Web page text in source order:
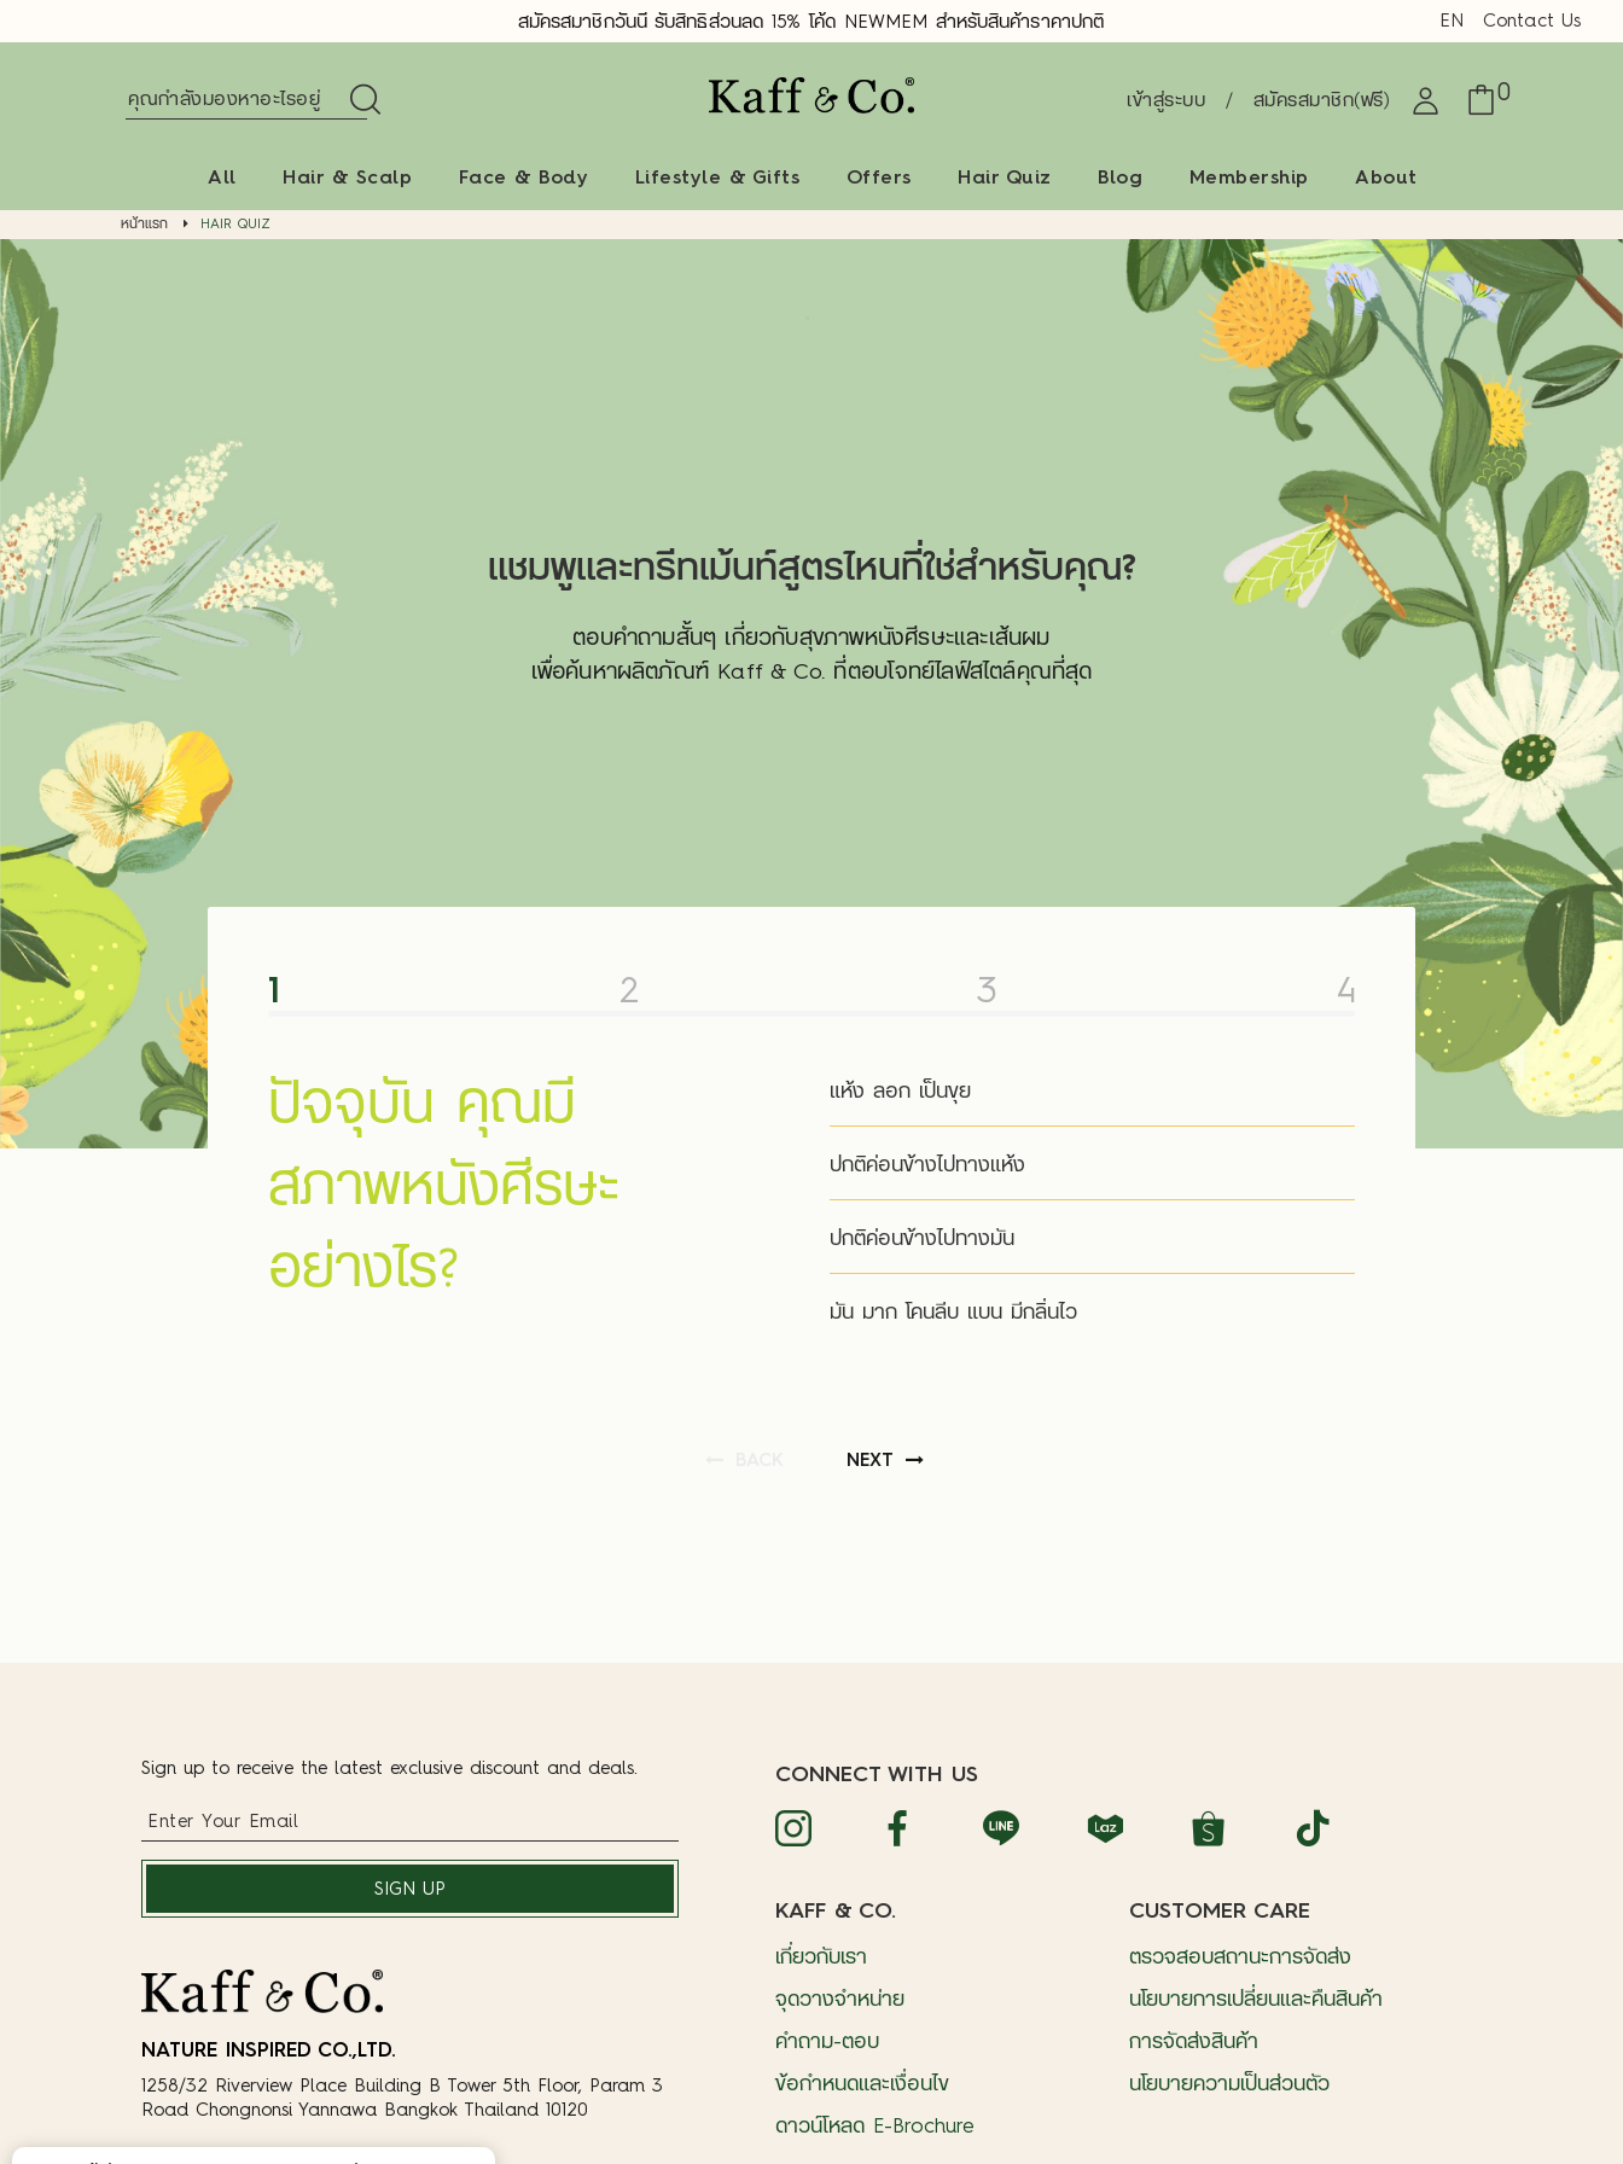
สมัครสมาชิกวันนี้ รับสิทธิ์ส่วนลด 15% โค้ด NEWMEM สำหรับสินค้าราคาปกติ EN Contact Us
เข้าสู่ระบบ / สมัครสมาชิก(ฟรี) 0
All Hair & Scalp Face & Body Lifestyle & Gifts Offers Hair Quiz Blog Membership About
หน้าแรก HAIR QUIZ
แชมพูและทรีทเม้นท์สูตรไหนที่ใช่สำหรับคุณ?
ตอบคำถามสั้นๆ เกี่ยวกับสุขภาพหนังศีรษะและเส้นผม
เพื่อค้นหาผลิตภัณฑ์ Kaff & Co. ที่ตอบโจทย์ไลฟ์สไตล์คุณที่สุด
1 2 3 4
ปัจจุบัน คุณมี
สภาพหนังศีรษะ
อย่างไร?
แห้ง ลอก เป็นขุย
ปกติค่อนข้างไปทางแห้ง
ปกติค่อนข้างไปทางมัน
มัน มาก โคนลีบ แบน มีกลิ่นไว
NEXT
Sign up to receive the latest exclusive discount and deals.
SIGN UP
NATURE INSPIRED CO.,LTD.
1258/32 Riverview Place Building B Tower 5th Floor, Param 3
Road Chongnonsi Yannawa Bangkok Thailand 10120
CONNECT WITH US
KAFF & CO.
เกี่ยวกับเรา
จุดวางจำหน่าย
คำถาม-ตอบ
ข้อกำหนดและเงื่อนไข
ดาวน์โหลด E-Brochure
CUSTOMER CARE
ตรวจสอบสถานะการจัดส่ง
นโยบายการเปลี่ยนและคืนสินค้า
การจัดส่งสินค้า
นโยบายความเป็นส่วนตัว